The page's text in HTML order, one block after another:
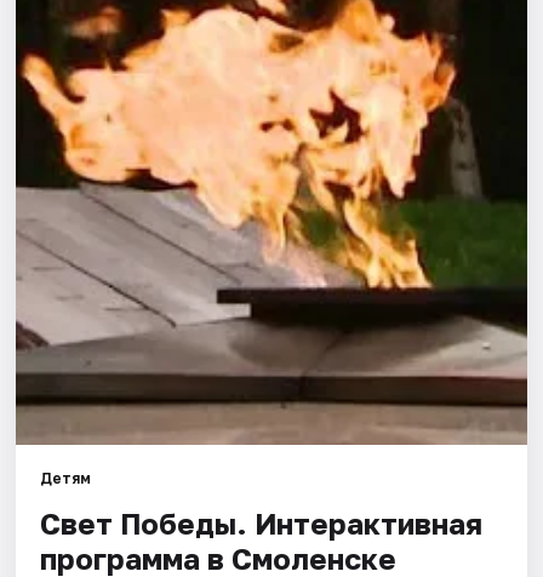
Города
Площадки
Артисты
Рейтинги
Детям
Свет Победы. Интерактивная
программа в Смоленске